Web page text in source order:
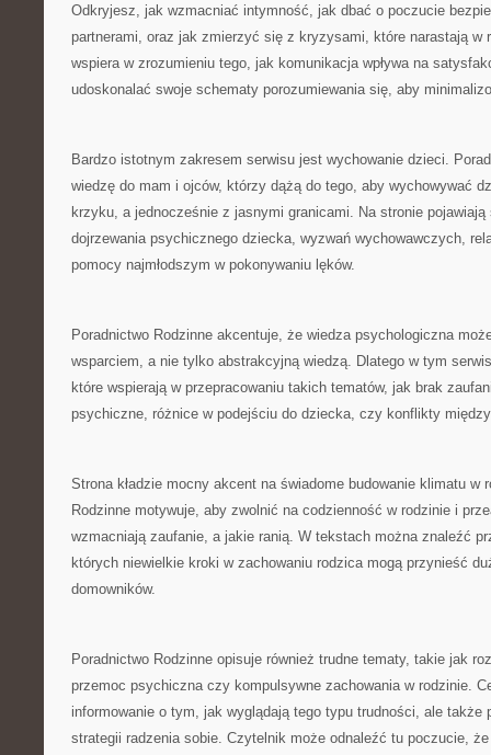
Odkryjesz, jak wzmacniać intymność, jak dbać o poczucie
partnerami, oraz jak zmierzyć się z kryzysami, które narastają w
wspiera w zrozumieniu tego, jak komunikacja wpływa na
udoskonalać swoje schematy porozumiewania się, aby
Bardzo istotnym zakresem serwisu jest wychowanie dzieci.
wiedzę do mam i ojców, którzy dążą do tego, aby wychowywać
krzyku, a jednocześnie z jasnymi granicami. Na stronie pojawiają
dojrzewania psychicznego dziecka, wyzwań wychowawczych,
pomocy najmłodszym w pokonywaniu lęków.
Poradnictwo Rodzinne akcentuje, że wiedza psychologiczna
wsparciem, a nie tylko abstrakcyjną wiedzą. Dlatego w tym
które wspierają w przepracowaniu takich tematów, jak brak
psychiczne, różnice w podejściu do dziecka, czy konflikty
Strona kładzie mocny akcent na świadome budowanie klimatu w
Rodzinne motywuje, aby zwolnić na codzienność w rodzinie i
wzmacniają zaufanie, a jakie ranią. W tekstach można znaleźć
których niewielkie kroki w zachowaniu rodzica mogą przynieść
domowników.
Poradnictwo Rodzinne opisuje również trudne tematy, takie jak
przemoc psychiczna czy kompulsywne zachowania w rodzinie.
informowanie o tym, jak wyglądają tego typu trudności, ale także
strategii radzenia sobie. Czytelnik może odnaleźć tu poczucie,